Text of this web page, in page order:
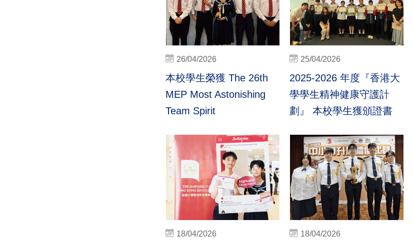
26/04/2026
本校學生榮獲 The 26th
MEP Most Astonishing
Team Spirit
25/04/2026
2025-2026 年度『香港大
學學生精神健康守護計
劃』 本校學生獲頒證書
18/04/2026 18/04/2026